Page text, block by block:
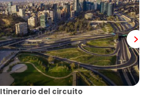
Itinerario del circuito